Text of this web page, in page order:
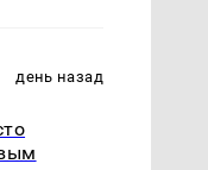
день назад